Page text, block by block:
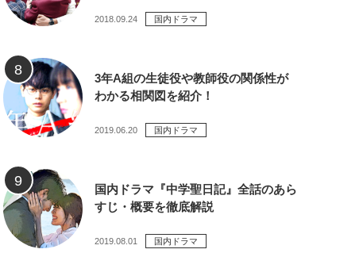
2018.09.24 国内ドラマ
3年A組の生徒役や教師役の関係性が
わかる相関図を紹介！
2019.06.20 国内ドラマ
国内ドラマ『中学聖日記』全話のあら
すじ・概要を徹底解説
2019.08.01 国内ドラマ